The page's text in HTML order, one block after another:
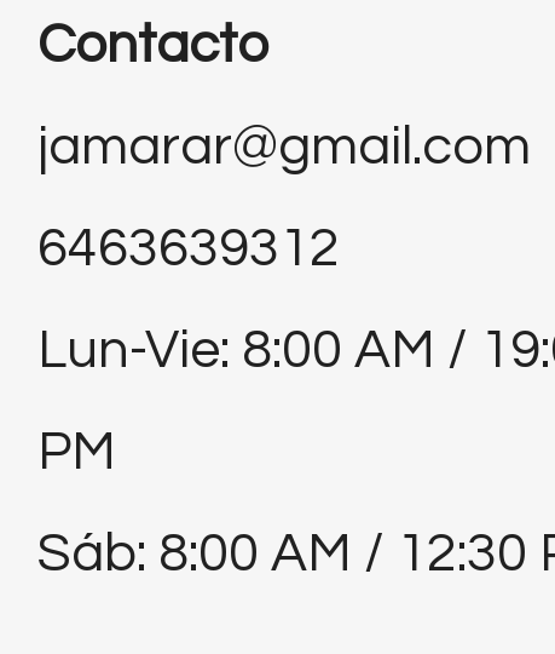
Contacto
jamarar@gmail.com
6463639312
Lun-Vie: 8:00 AM /
PM
Sáb: 8:00 AM / 12:30